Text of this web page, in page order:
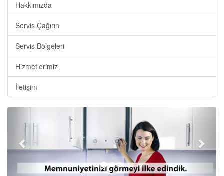
Hakkımızda
Servis Çağırın
Servis Bölgeleri
Hizmetlerimiz
İletişim